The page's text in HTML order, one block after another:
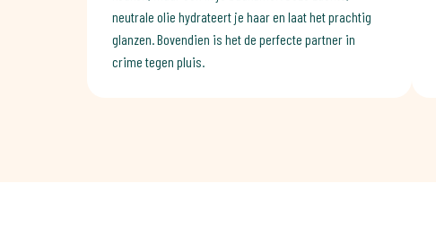
neutrale olie hydrateert je haar en laat het prachtig
glanzen. Bovendien is het de perfecte partner in
crime tegen pluis.